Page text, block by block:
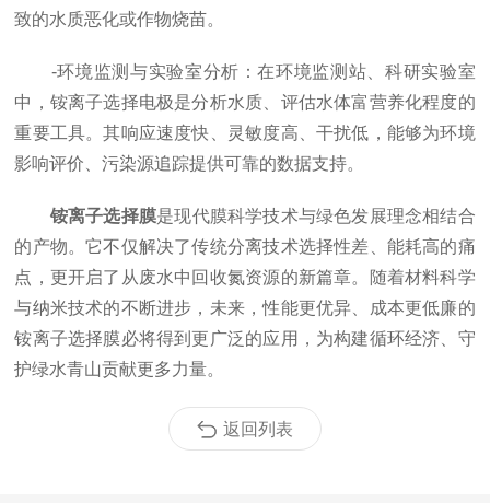
致的水质恶化或作物烧苗。
-环境监测与实验室分析：在环境监测站、科研实验室
中，铵离子选择电极是分析水质、评估水体富营养化程度的
重要工具。其响应速度快、灵敏度高、干扰低，能够为环境
影响评价、污染源追踪提供可靠的数据支持。
铵离子选择膜是现代膜科学技术与绿色发展理念相结合
的产物。它不仅解决了传统分离技术选择性差、能耗高的痛
点，更开启了从废水中回收氮资源的新篇章。随着材料科学
与纳米技术的不断进步，未来，性能更优异、成本更低廉的
铵离子选择膜必将得到更广泛的应用，为构建循环经济、守
护绿水青山贡献更多力量。
返回列表